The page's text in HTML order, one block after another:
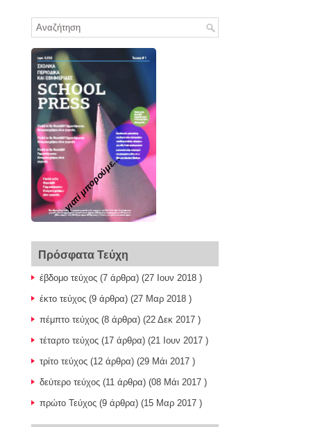
γιατί μπορούμε...
Πρόσφατα Τεύχη
έβδομο τεύχος (7 άρθρα) (27 Ιουν 2018 )
έκτο τεύχος (9 άρθρα) (27 Μαρ 2018 )
πέμπτο τεύχος (8 άρθρα) (22 Δεκ 2017 )
τέταρτο τεύχος (17 άρθρα) (21 Ιουν 2017 )
τρίτο τεύχος (12 άρθρα) (29 Μάι 2017 )
δεύτερο τεύχος (11 άρθρα) (08 Μάι 2017 )
πρώτο Τεύχος (9 άρθρα) (15 Μαρ 2017 )